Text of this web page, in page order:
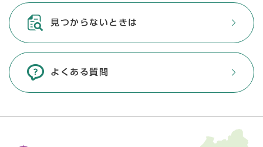
見つからないときは
よくある質問